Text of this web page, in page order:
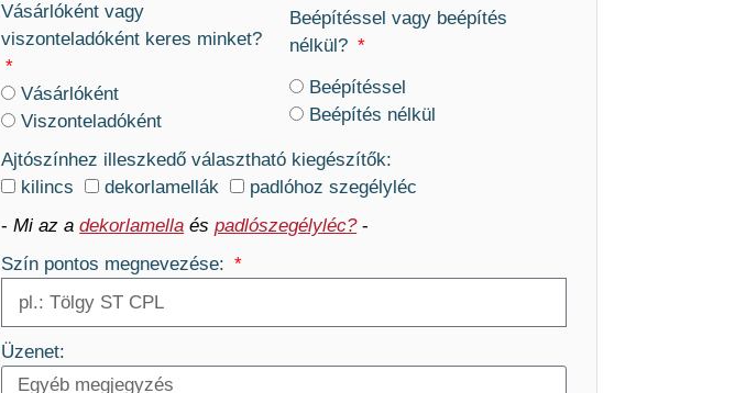
Vásárlóként vagy
viszonteladóként keres minket?
Vásárlóként
Viszonteladóként
Beépítéssel vagy beépítés
nélkül?
Beépítéssel
Beépítés nélkül
Ajtószínhez illeszkedő választható kiegészítők:
kilincs
dekorlamellák
padlóhoz szegélyléc
-Mi az adekorlamella éspadlószegélyléc?-
Szín pontos megnevezése:
Üzenet: